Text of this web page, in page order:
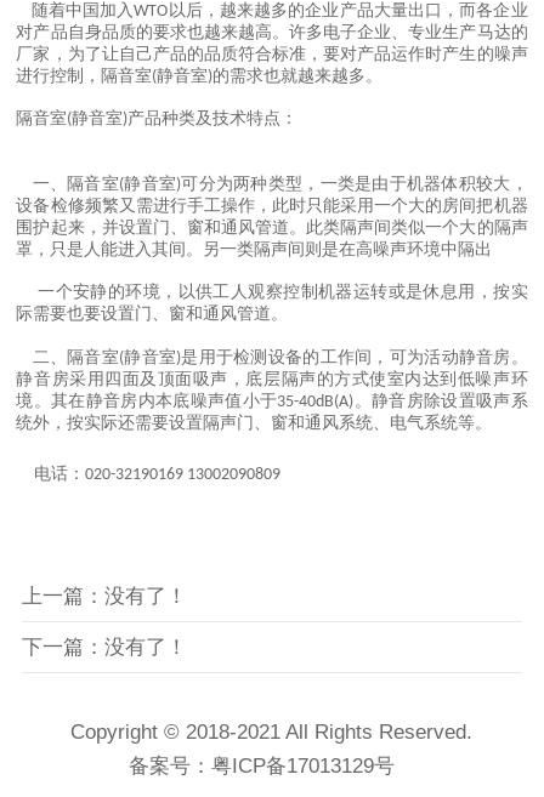
随着中国加入WTO 以后， 越来越多的企业产品大量出口 ， 而各企业
对产品自身品质的要求也越来越高。许多电子企业、专业生产马达的
厂家 ， 为了让自己产品的品质符合标准 ，要对产品运作时产生的噪声
进行控制 ， 隔音室(静音室)的需求也就越来越多。
隔音室(静音室)产品种类及技术特点 ：
一、 隔音室(静音室)可分为两种类型 ， 一类是由于机器体积较大 ，
设备检修频繁又需进行手工操作，此时只能采用一个大的房间把机器
围护起来， 并设置门 、 窗和通风管道。此类隔声间类似一个大的隔声
罩 ，只是人能进入其间 。 另一类隔声间则是在高噪声环境中隔出
一个安静的环境 ， 以供工人观察控制机器运转或是休息用 ，按实
际需要也要设置门 、 窗和通风管道。
二、 隔音室(静音室)是用于检测设备的工作间 ， 可为活动静音房。
静音房采用四面及顶面吸声 ，底层隔声的方式使室内达到低噪声环
境。其在静音房内本底噪声值小于35-40dB(A)。 静音房除设置吸声系
统外 ，按实际还需要设置隔声门 、 窗和通风系统、 电气系统等。
电话 ：020-32190169 13002090809
上一篇：没有了！
下一篇：没有了！
Copyright © 2018-2021 All Rights Reserved.
备案号： 粤ICP备17013129号